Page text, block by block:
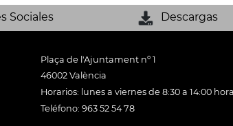
Sociales Descargas
Plaça de l'Ajuntament nº 1
46002 València
Horarios: lunes a viernes de 8:30 a 14:00
Teléfono: 963 52 54 78